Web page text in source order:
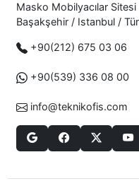
Masko Mobilyacılar
Başakşehir / Istanbul /
+90(212) 675 03 06
+90(539) 336 08 00
info@teknikofis.com